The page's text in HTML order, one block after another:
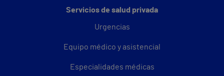
Servicios de salud privada
Urgencias
Equipo médico y asistencial
Especialidades médicas